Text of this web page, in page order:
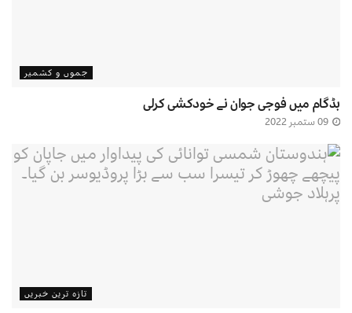
جموں و کشمیر
بڈگام میں فوجی جوان نے خودکشی کرلی
تازہ ترین خبریں